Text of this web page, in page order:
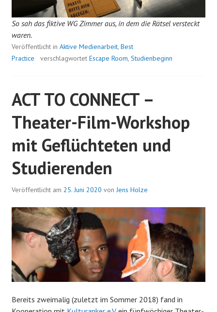
So sah das fiktive WG Zimmer aus, in dem die Rätsel versteckt
waren.
Veröffentlicht in Aktive Medienarbeit, Best
Practice
verschlagwortet Escape Room, Studienbeginn
ACT TO CONNECT –
Theater-Film-Workshop
mit Geflüchteten und
Studierenden
Veröffentlicht am 25. Juni 2020 vonJens Holze
Bereits zweimalig (zuletzt im Sommer 2018) fand in